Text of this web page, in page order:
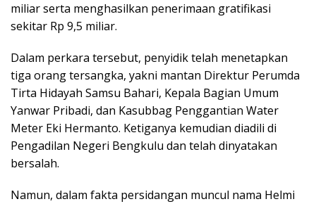
miliar serta menghasilkan penerimaan gratifikasi
sekitar Rp 9,5 miliar.
Dalam perkara tersebut, penyidik telah menetapkan
tiga orang tersangka, yakni mantan Direktur Perumda
Tirta Hidayah Samsu Bahari, Kepala Bagian Umum
Yanwar Pribadi, dan Kasubbag Penggantian Water
Meter Eki Hermanto. Ketiganya kemudian diadili di
Pengadilan Negeri Bengkulu dan telah dinyatakan
bersalah.
Namun, dalam fakta persidangan muncul nama Helmi